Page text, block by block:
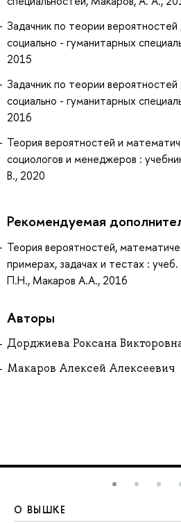
Задачник по теории
социально - гуманитарных
2015
Задачник по теории
социально - гуманитарных
2016
Теория вероятностей и
социологов и менеджеров :
В., 2020
Рекомендуемая
Теория вероятностей,
примерах, задачах и тестах :
П.Н., Макаров А.А., 2016
Авторы
Дорджиева Роксана
Макаров Алексей Алексеевич
О ВЫШКЕ